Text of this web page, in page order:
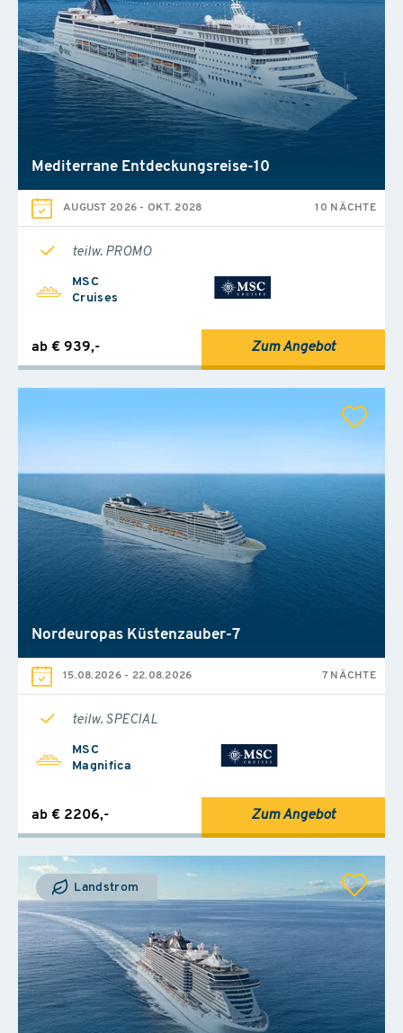
Mediterrane Entdeckungsreise-10
AUGUST 2026 -OKT. 2028 10 NÄCHTE
teilw. PROMO
MSC
Cruises
ab € 939,- Zum Angebot
Nordeuropas Küstenzauber-7
15.08.2026- 22.08.2026 7 NÄCHTE
teilw. SPECIAL
MSC
Magnifica
ab € 2206,- Zum Angebot
Landstrom